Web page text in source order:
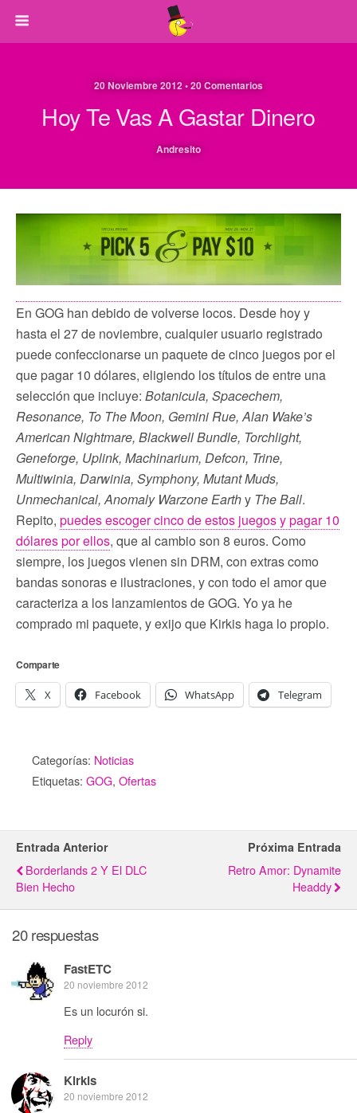
20 Noviembre 2012 • 20 Comentarios
Hoy Te Vas A Gastar Dinero
Andresito
En GOG han debido de volverse locos. Desde hoy y
hasta el 27 de noviembre, cualquier usuario registrado
puede confeccionarse un paquete de cinco juegos por el
que pagar 10 dólares, eligiendo los títulos de entre una
selección que incluye: Botanicula, Spacechem,
Resonance, To The Moon, Gemini Rue, Alan Wake’s
American Nightmare, Blackwell Bundle, Torchlight,
Geneforge, Uplink, Machinarium, Defcon, Trine,
Multiwinia, Darwinia, Symphony, Mutant Muds,
Unmechanical, Anomaly Warzone Earthy The Ball.
Repito, puedes escoger cinco de estos juegos y pagar 10
dólares por ellos, que al cambio son 8 euros. Como
siempre, los juegos vienen sin DRM, con extras como
bandas sonoras e ilustraciones, y con todo el amor que
caracteriza a los lanzamientos de GOG. Yo ya he
comprado mi paquete, y exijo que Kirkis haga lo propio.
Comparte
X Facebook WhatsApp Telegram
Categorías: Noticias
Etiquetas: GOG, Ofertas
Entrada Anterior
Borderlands 2 Y El DLC
Bien Hecho
Próxima Entrada
Retro Amor: Dynamite
Headdy
20 respuestas
FastETC
20 noviembre 2012
Es un locurón si.
Reply
Kirkis
20 noviembre 2012